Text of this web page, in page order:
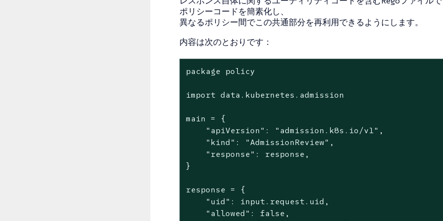
ポリシーコードを簡素化し、
異なるポリシー間でこの共通部分を再利用できるようにします。
内容は次のとおりです：
package policy
import data.kubernetes.admission
main = {
    "apiVersion": "admission.k8s.io/v1",
    "kind": "AdmissionReview",
    "response": response,
}
response = {
    "uid": input.request.uid,
    "allowed": false,